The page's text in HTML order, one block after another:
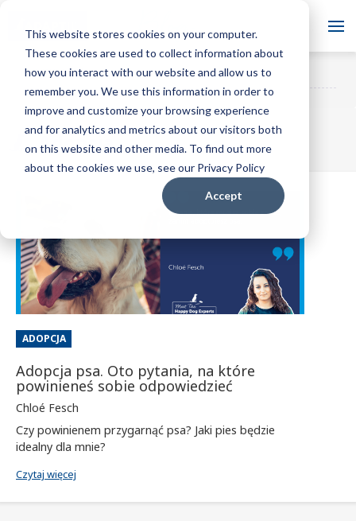
This website stores cookies on your computer.
These cookies are used to collect information about
how you interact with our website and allow us to
remember you. We use this information in order to
improve and customize your browsing experience
and for analytics and metrics about our visitors both
on this website and other media. To find out more
about the cookies we use, see our Privacy Policy
Accept
Blog
ADAPTIL PL Blog
Chcesz zapisać się do naszego
bloga?
SIĘ
Adopcja
ADOPCJA
Adopcja psa. Oto pytania, na które
powinieneś sobie odpowiedzieć
Chloé Fesch
Czy powinienem przygarnąć psa? Jaki pies będzie
idealny dla mnie?
Czytaj więcej